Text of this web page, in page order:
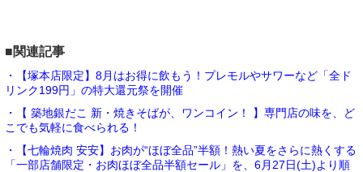
■関連記事
・【塚本店限定】8月はお得に飲もう！プレモルやサワーなど「全ド
リンク199円」の特大還元祭を開催
・【 築地銀だこ 新・焼きそばが、ワンコイン！ 】専門店の味を、ど
こでも気軽に食べられる！
・【七輪焼肉 安安】お肉が“ほぼ全品”半額！熱い夏をさらに熱くする
「一部店舗限定・お肉ほぼ全品半額セール」を、6月27日(土)より順